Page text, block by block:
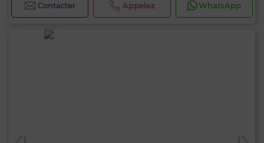
Contacter Appelez WhatsApp